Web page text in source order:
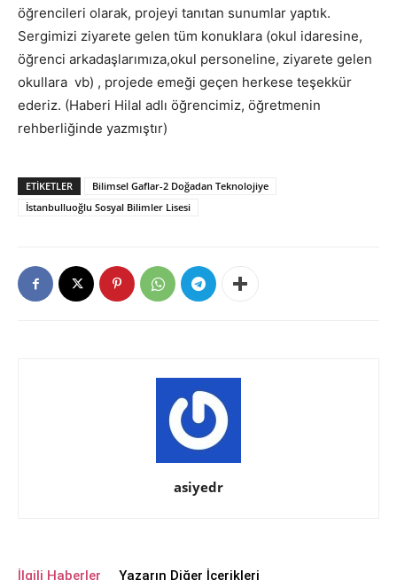
öğrencileri olarak, projeyi tanıtan sunumlar yaptık.
Sergimizi ziyarete gelen tüm konuklara (okul idaresine,
öğrenci arkadaşlarımıza,okul personeline, ziyarete gelen
okullara vb) , projede emeği geçen herkese teşekkür
ederiz. (Haberi Hilal adlı öğrencimiz, öğretmenin
rehberliğinde yazmıştır)
ETIKETLER
Bilimsel Gaflar-2 Doğadan Teknolojiye
İstanbulluoğlu Sosyal Bilimler Lisesi
asiyedr
İlgili Haberler Yazarın Diğer İçerikleri